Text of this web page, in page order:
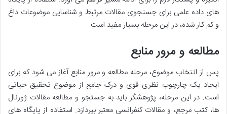
های داده علمی برای جستجوی مقالات مرتبط و شناسایی موضوعات داغ
و کم کار شده، در این مرحله بسیار مفید است.
مطالعه و مرور منابع
پس از انتخاب موضوع، مرحله مطالعه و مرور منابع آغاز می شود که برای
ایجاد یک چارچوب نظری قوی و درک جامع از موضوع تحقیق حیاتی
است. در این مرحله، پژوهشگر باید به جستجو و مطالعه مقالات ژورنال
ها، کتب مرجع، و مقالات کنفرانسی معتبر بپردازد. استفاده از پایگاه های